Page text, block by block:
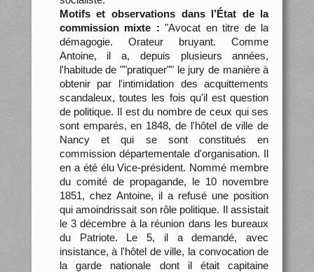
Motifs et observations dans l’État de la
commission mixte : "Avocat en titre de la
démagogie. Orateur bruyant. Comme
Antoine, il a, depuis plusieurs années,
l'habitude de ""pratiquer"" le jury de manière à
obtenir par l'intimidation des acquittements
scandaleux, toutes les fois qu'il est question
de politique. Il est du nombre de ceux qui ses
sont emparés, en 1848, de l'hôtel de ville de
Nancy et qui se sont constitués en
commission départementale d'organisation. Il
en a été élu Vice-président. Nommé membre
du comité de propagande, le 10 novembre
1851, chez Antoine, il a refusé une position
qui amoindrissait son rôle politique. Il assistait
le 3 décembre à la réunion dans les bureaux
du Patriote. Le 5, il a demandé, avec
insistance, à l'hôtel de ville, la convocation de
la garde nationale dont il était capitaine